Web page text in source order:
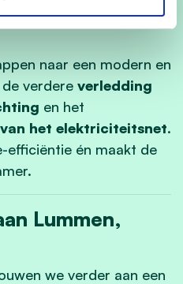
naar een modern en
verdere verledding
en het
het elektriciteitsnet.
efficiëntie én maakt de
Lummen,
we verder aan een